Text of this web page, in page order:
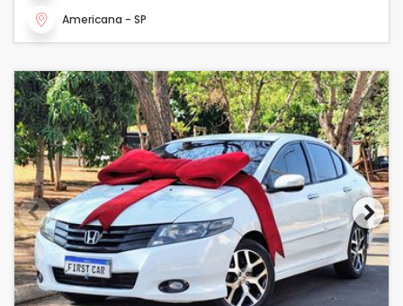
Americana - SP